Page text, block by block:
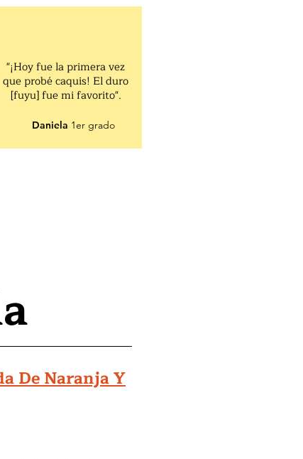
"¡Hoy fue la primera vez
que probé caquis! El duro
[fuyu] fue mi favorito".
Daniela 1er grado
De Naranja Y